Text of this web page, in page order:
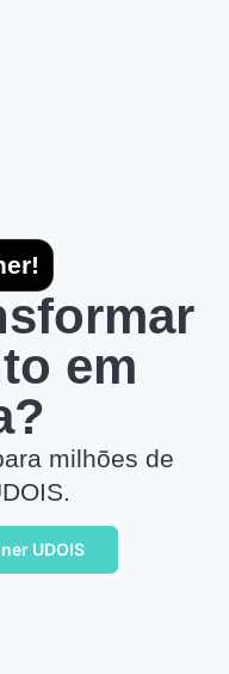
em
milhões de
UDOIS